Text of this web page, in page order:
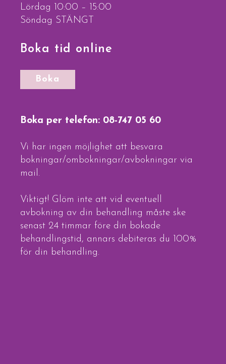
Lördag 10:00 – 15:00
Söndag STÄNGT
Boka tid online
Boka
Boka per telefon: 08-747 05 60
Vi har ingen möjlighet att besvara
bokningar/ombokningar/avbokningar via
mail.
Viktigt! Glöm inte att vid eventuell
avbokning av din behandling måste ske
senast 24 timmar före din bokade
behandlingstid, annars debiteras du 100%
för din behandling.